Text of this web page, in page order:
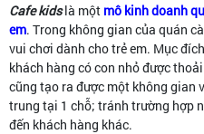
Cafe kidslà một mô kinh doanh
em. Trong không gian của quán
vui chơi dành cho trẻ em. Mục
khách hàng có con nhỏ được
cũng tạo ra được một không gian
trung tại 1 chỗ; tránh trường hợp
đến khách hàng khác.